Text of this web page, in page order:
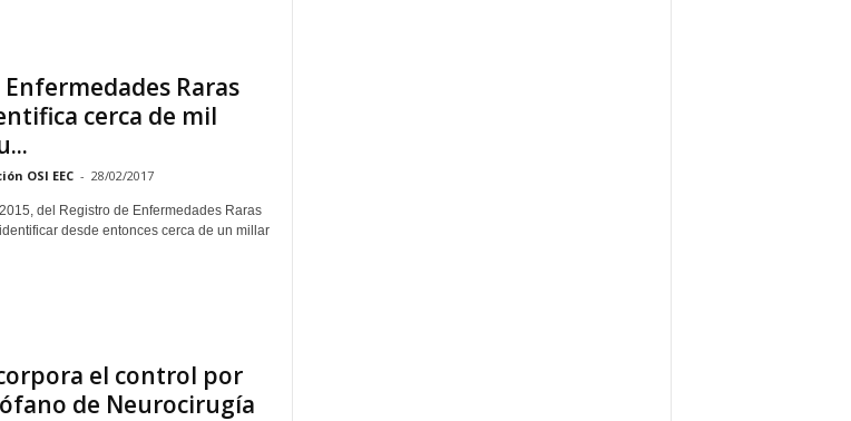
Raras
cerca de mil
OSI EEC - 28/02/2017
del Registro de Enfermedades Raras
desde entonces cerca de un millar
el control por
de Neurocirugía